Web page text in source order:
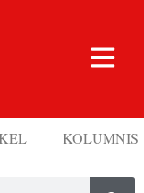
KOLUMNIS